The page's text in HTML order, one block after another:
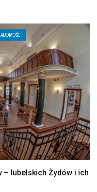
– lubelskich Żydów i ich